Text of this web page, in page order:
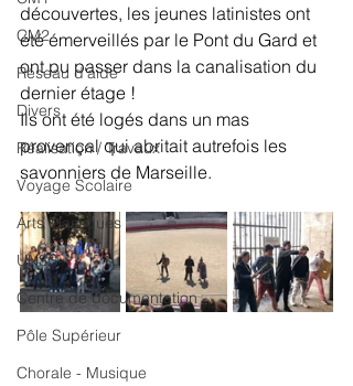
CM2
Réseau d'aide
Divers
Réalisation / Travaux
Voyage Scolaire
Arts Plastiques
UNSS
Centre de documentation
Pôle Supérieur
Chorale - Musique
découvertes, les jeunes latinistes ont
été émerveillés par le Pont du Gard et
ont pu passer dans la canalisation du
dernier étage !
Ils ont été logés dans un mas
provençal qui abritait autrefois les
savonniers de Marseille.